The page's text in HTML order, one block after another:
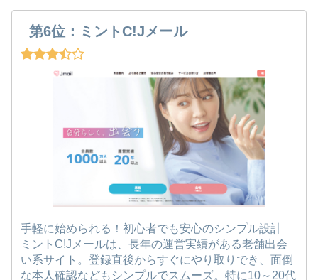
第6位：ミントC!Jメール
手軽に始められる！初心者でも安心のシンプル設計
ミントC!Jメールは、長年の運営実績がある老舗出会
い系サイト。登録直後からすぐにやり取りでき、面倒
な本人確認などもシンプルでスムーズ。特に10～20代